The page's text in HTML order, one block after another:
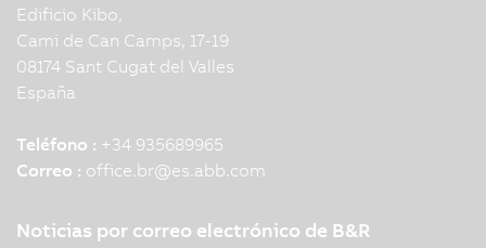
Edificio Kibo,
Cami de Can Camps, 17-19
08174 Sant Cugat del Valles
España
Teléfono : +34 935689965
Correo : office.br@es.abb.com
Noticias por correo electrónico de B&R